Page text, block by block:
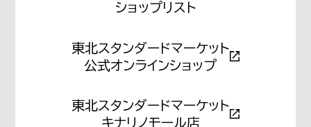
ショップリスト
東北スタンダードマーケット
公式オンラインショップ
東北スタンダードマーケット
キナリノモール店